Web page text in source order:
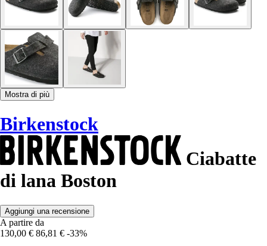
Mostra di più
Birkenstock
Ciabatte
di lana Boston
Aggiungi una recensione
A partire da
130,00 € 86,81 € -33%